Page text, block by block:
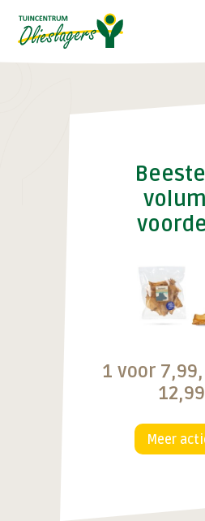
1 voor
12,99
Meer